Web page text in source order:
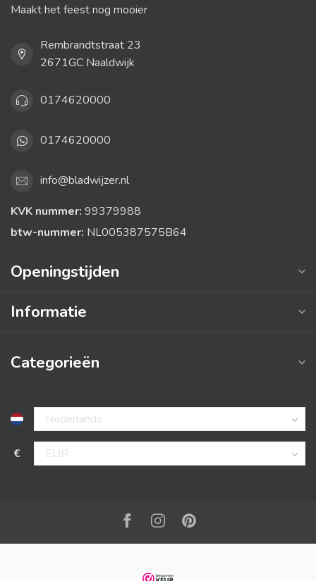
Maakt het feest nog mooier
Rembrandtstraat 23
2671GC Naaldwijk
0174620000
0174620000
info@bladwijzer.nl
KVK nummer: 99379988
btw-nummer: NL005387575B64
Openingstijden
Informatie
Categorieën
€